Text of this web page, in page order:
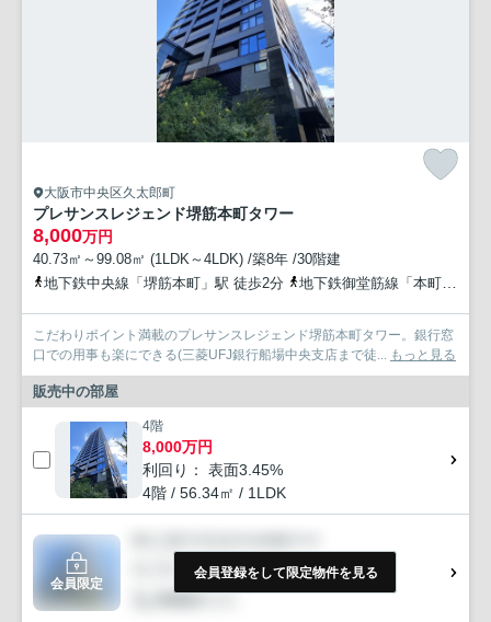
大阪市中央区久太郎町
プレサンスレジェンド堺筋本町タワー
8,000万円
40.73㎡～99.08㎡ (1LDK～4LDK) /築8年 /30階建
地下鉄中央線「堺筋本町」駅 徒歩2分
地下鉄御堂筋線「本町」駅 徒歩10分
こだわりポイント満載のプレサンスレジェンド堺筋本町タワー。銀行窓
口での用事も楽にできる(三菱UFJ銀行船場中央支店まで徒... もっと見る
販売中の部屋
4階
8,000万円
利回り： 表面3.45%
4階 / 56.34㎡ / 1LDK
会員限定
会員登録をして限定物件を見る